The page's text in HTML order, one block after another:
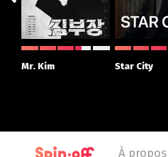
Mr. Kim Star City
À propos